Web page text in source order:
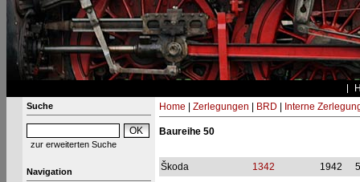
Suche
zur erweiterten Suche
Navigation
Home Zerlegungen BRD Interne
Baureihe 50
Škoda 1342 1942